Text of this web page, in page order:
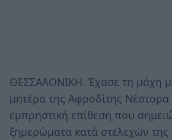
ΘΕΣΣΑΛΟΝΙΚΗ. Έχασε τη μάχη
μητέρα της Αφροδίτης Νέστορα
εμπρηστική επίθεση που
ξημερώματα κατά στελεχών της